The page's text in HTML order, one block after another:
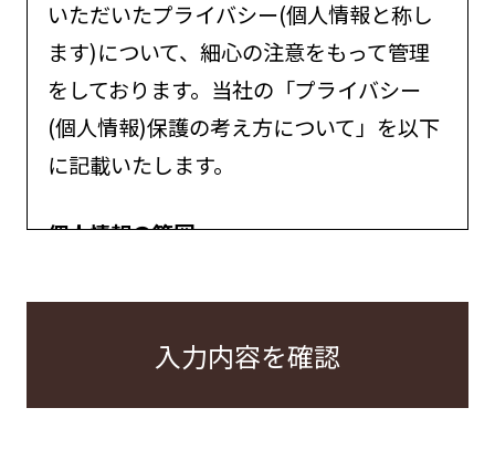
いただいたプライバシー(個人情報と称し
ます)について、細心の注意をもって管理
をしております。当社の「プライバシー
(個人情報)保護の考え方について」を以下
に記載いたします。
個人情報の範囲
ルアドレスなど、お客様を識別できる情
入力内容を確認